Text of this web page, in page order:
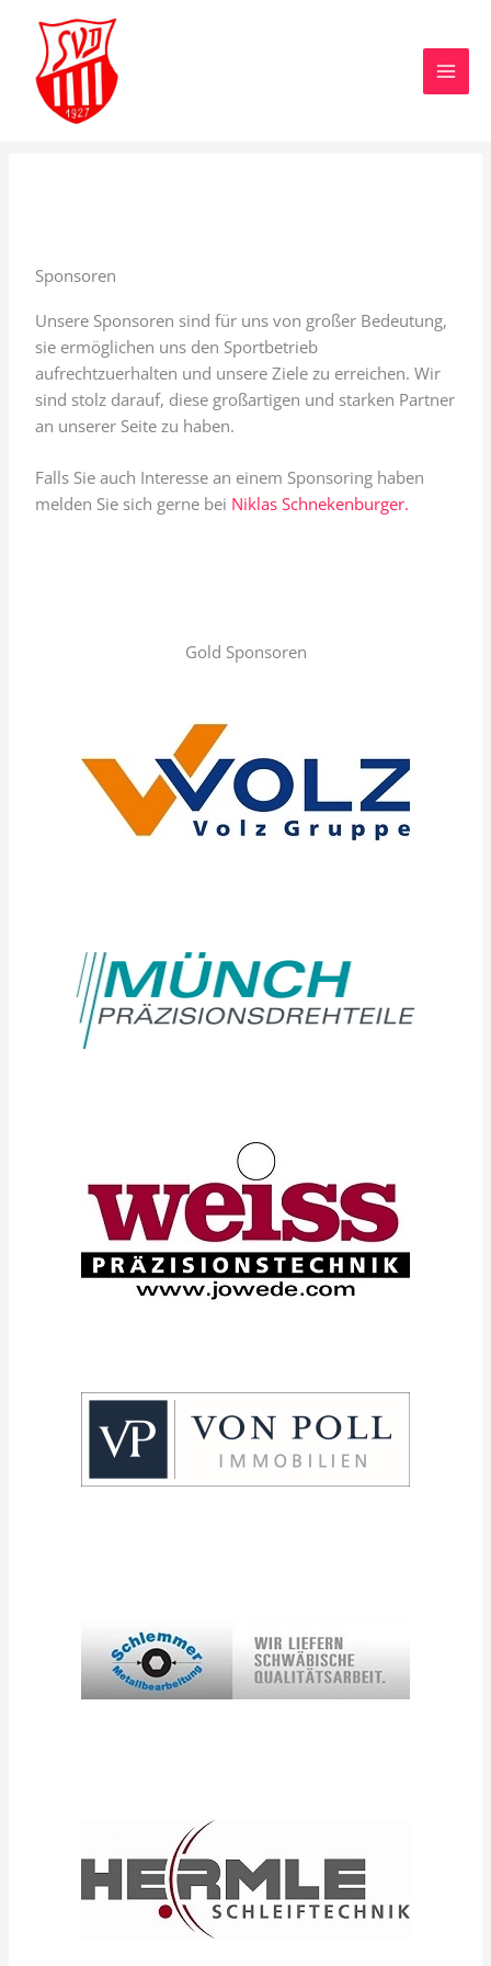
springen
Sponsoren
Unsere Sponsoren sind für uns von großer Bedeutung,
sie ermöglichen uns den Sportbetrieb
aufrechtzuerhalten und unsere Ziele zu erreichen. Wir
sind stolz darauf, diese großartigen und starken Partner
an unserer Seite zu haben.
Falls Sie auch Interesse an einem Sponsoring haben
melden Sie sich gerne bei Niklas Schnekenburger.
Gold Sponsoren